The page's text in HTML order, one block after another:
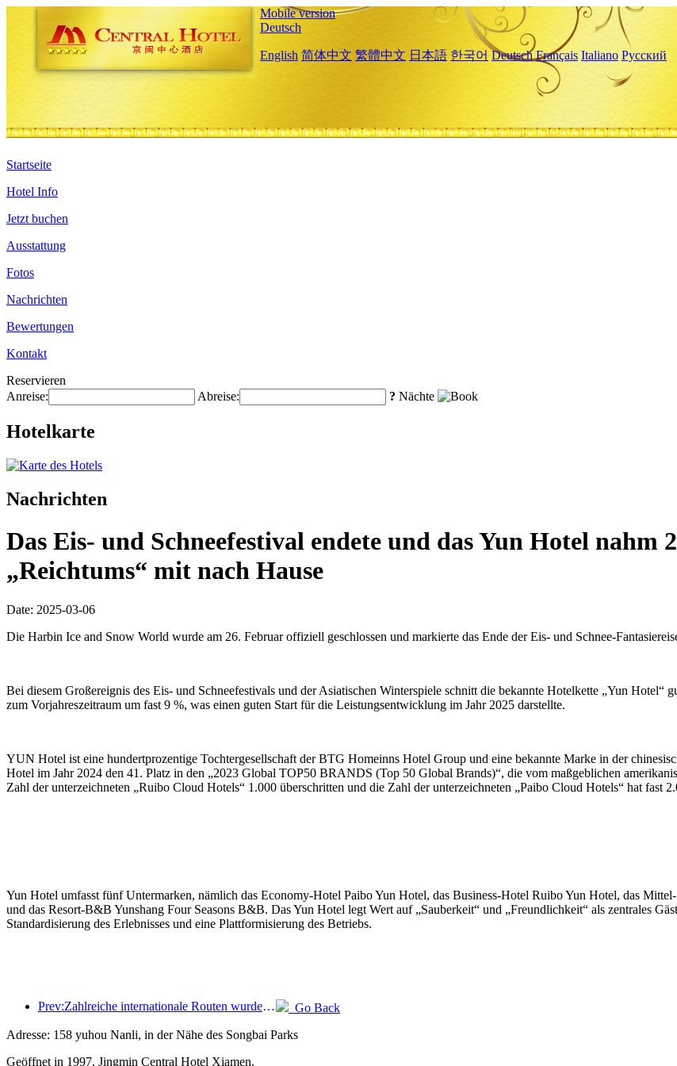
Mobile version
Deutsch
English 简体中文 繁體中文 日本語 한국어 Deutsch Français Italiano Русский
Startseite
Hotel Info
Jetzt buchen
Ausstattung
Fotos
Nachrichten
Bewertungen
Kontakt
Reservieren
Anreise:
Abreise: ? Nächte
Hotelkarte
Nachrichten
Das Eis- und Schneefestival endete und das Yun Hotel nahm
„Reichtums“ mit nach Hause
Date: 2025-03-06
Die Harbin Ice and Snow World wurde am 26. Februar offiziell geschlossen und markierte das Ende der Eis- und Schnee-
Bei diesem Großereignis des Eis- und Schneefestivals und der Asiatischen Winterspiele schnitt die bekannte Hotelkette „Yun Hotel“
zum Vorjahreszeitraum um fast 9 %, was einen guten Start für die Leistungsentwicklung im Jahr 2025 darstellte.
YUN Hotel ist eine hundertprozentige Tochtergesellschaft der BTG Homeinns Hotel Group und eine bekannte Marke in der
Hotel im Jahr 2024 den 41. Platz in den „2023 Global TOP50 BRANDS (Top 50 Global Brands)“, die vom maßgeblichen
Zahl der unterzeichneten „Ruibo Cloud Hotels“ 1.000 überschritten und die Zahl der unterzeichneten „Paibo Cloud Hotels“ hat fast
Yun Hotel umfasst fünf Untermarken, nämlich das Economy-Hotel Paibo Yun Hotel, das Business-Hotel Ruibo Yun Hotel, das
und das Resort-B&B Yunshang Four Seasons B&B. Das Yun Hotel legt Wert auf „Sauberkeit“ und „Freundlichkeit“ als zentrales
Standardisierung des Erlebnisses und eine Plattformisierung des Betriebs.
Prev:Zahlreiche internationale Routen wurden kürzlich eröffnet und ausgebaut
Go Back
Adresse: 158 yuhou Nanli, in der Nähe des Songbai Parks
Geöffnet in 1997, Jingmin Central Hotel Xiamen.